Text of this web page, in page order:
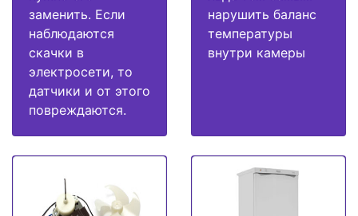
заменить. Если
наблюдаются
скачки в
электросети, то
датчики и от этого
повреждаются.
нарушить баланс
температуры
внутри камеры